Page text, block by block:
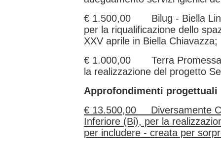
€ 1.500,00 Bilug - Biella
per la riqualificazione dello
XXV aprile in Biella Chiavazza;
€ 1.000,00 Terra Promessa
la realizzazione del progetto
Approfondimenti progettuali
€ 13.500,00 Diversamente
Inferiore (Bi), per la
per includere - creata per